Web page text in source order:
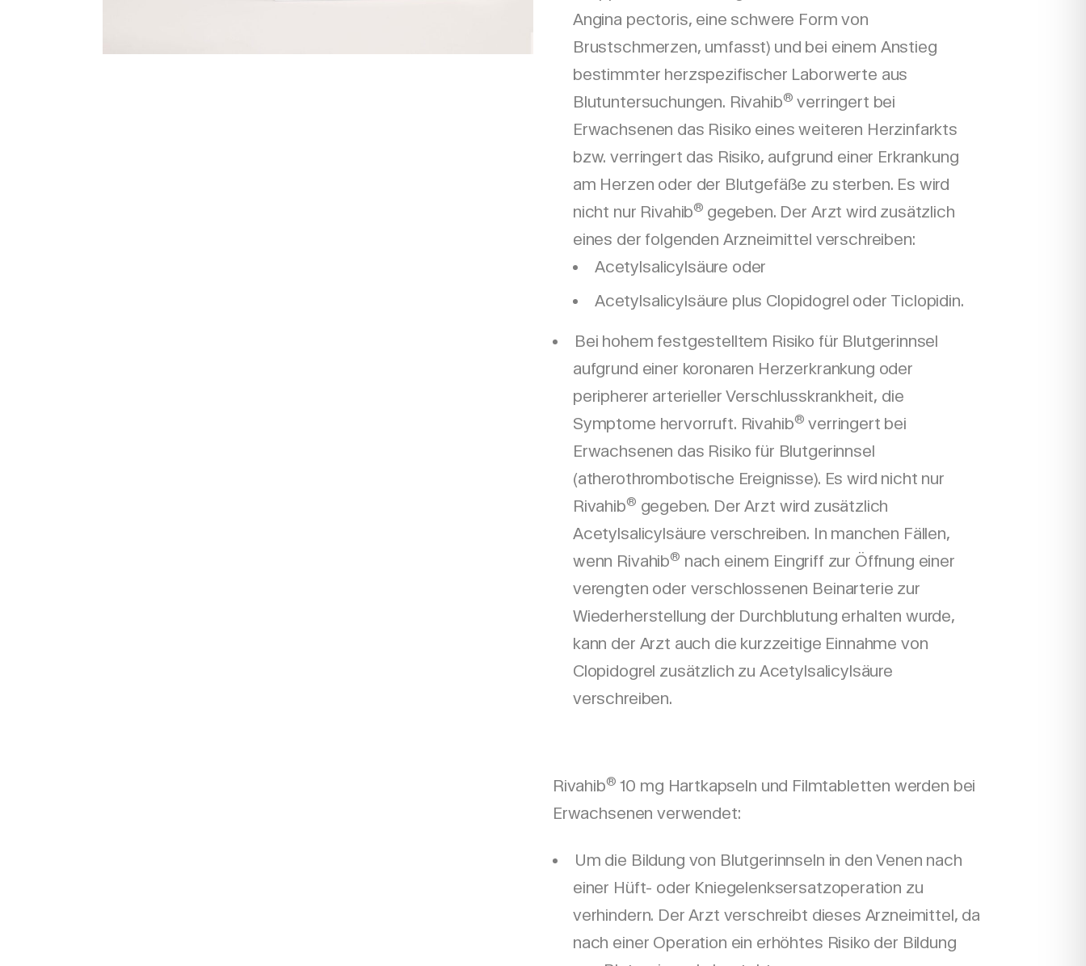
Angina pectoris, eine schwere Form von
Brustschmerzen, umfasst) und bei einem Anstieg
bestimmter herzspezifischer Laborwerte aus
Blutuntersuchungen. Rivahib® verringert bei
Erwachsenen das Risiko eines weiteren Herzinfarkts
bzw. verringert das Risiko, aufgrund einer Erkrankung
am Herzen oder der Blutgefäße zu sterben. Es wird
nicht nur Rivahib® gegeben. Der Arzt wird zusätzlich
eines der folgenden Arzneimittel verschreiben:
Acetylsalicylsäure oder
Acetylsalicylsäure plus Clopidogrel oder Ticlopidin.
Bei hohem festgestelltem Risiko für Blutgerinnsel
aufgrund einer koronaren Herzerkrankung oder
peripherer arterieller Verschlusskrankheit, die
Symptome hervorruft. Rivahib® verringert bei
Erwachsenen das Risiko für Blutgerinnsel
(atherothrombotische Ereignisse). Es wird nicht nur
Rivahib® gegeben. Der Arzt wird zusätzlich
Acetylsalicylsäure verschreiben. In manchen Fällen,
wenn Rivahib® nach einem Eingriff zur Öffnung einer
verengten oder verschlossenen Beinarterie zur
Wiederherstellung der Durchblutung erhalten wurde,
kann der Arzt auch die kurzzeitige Einnahme von
Clopidogrel zusätzlich zu Acetylsalicylsäure
verschreiben.
Rivahib® 10 mg Hartkapseln und Filmtabletten werden bei
Erwachsenen verwendet:
Um die Bildung von Blutgerinnseln in den Venen nach
einer Hüft- oder Kniegelenksersatzoperation zu
verhindern. Der Arzt verschreibt dieses Arzneimittel, da
nach einer Operation ein erhöhtes Risiko der Bildung